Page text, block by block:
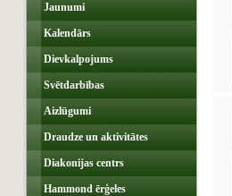
Jaunumi
Kalendārs
Dievkalpojums
Svētdarbības
Aizlūgumi
Draudze un aktivitātes
Diakonijas centrs
Hammond ērģeles